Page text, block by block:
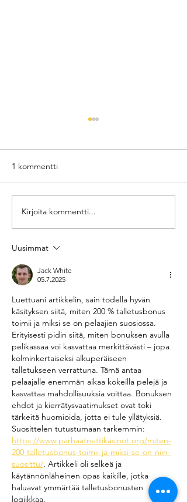
1 kommentti
Kirjoita kommentti...
Uusimmat
Jack White
05.7.2025
Luettuani artikkelin, sain todella hyvän
käsityksen siitä, miten 200 % talletusbonus
toimii ja miksi se on pelaajien suosiossa.
Erityisesti pidin siitä, miten bonuksen avulla
pelikassaa voi kasvattaa merkittävästi – jopa
kolminkertaiseksi alkuperäiseen
talletukseen verrattuna. Tämä antaa
pelaajalle enemmän aikaa kokeilla pelejä ja
kasvattaa mahdollisuuksia voittaa. Bonuksen
ehdot ja kierrätysvaatimukset ovat toki
tärkeitä huomioida, jotta ei tule yllätyksiä.
Suosittelen tutustumaan tarkemmin:
https://www.parhaatnettikasinot.org/miten-
200-talletusbonus-toimii-ja-miksi-se-on-niin-
suosittu/. Artikkeli oli selkeä ja
käytännönläheinen opas kaikille, jotka
haluavat ymmärtää talletusbonusten
logiikkaa.